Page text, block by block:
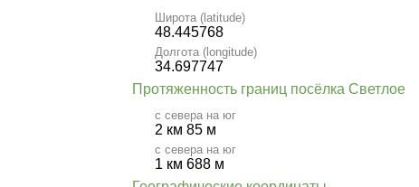
Широта (latitude)
48.445768
Долгота (longitude)
34.697747
Протяженность границ посёлка Светлое
с севера на юг
2 км 85 м
с севера на юг
1 км 688 м